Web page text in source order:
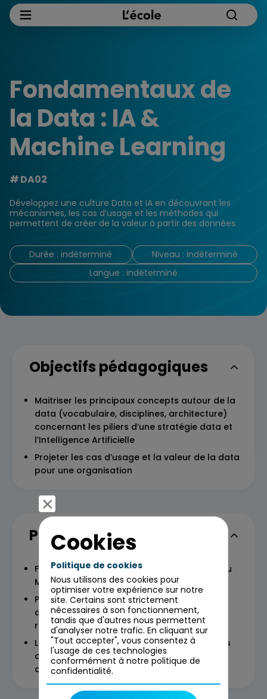
Fondamentaux de
la Data : IA &
Machine Learning
DA02
Développez une culture Data et IA en découvrant les
mécanismes, les cas d’usage et les méthodes qui
permettent de créer de la valeur à partir des données.
Durée : indéterminé
Niveau : indéterminé
Langue : indéterminé
Objectifs pédagogiques
Maitriser les principaux concepts autour de la
data (vocabulaire, disciplines, architecture)
concernant les piliers d’une stratégie data et
l’Intelligence Artificielle
Projeter les cas d’usage et la valeur de la data
pour une organisation
Programme
Fondamentaux de l’Intelligence Artificielle, du
Machine Learning et du Deep Learning
Principaux concepts et définition autour des
algorithmes : supervisé / non supervisé,
régression, classification, clustering
L'impact bénéfique de ces techniques sur les
outils de prédiction augmentant leur ROI sur
des cas d’usage donnés.
Cookies
Politique de cookies
Nous utilisons des cookies pour
optimiser votre expérience sur notre
site. Certains sont strictement
nécessaires à son fonctionnement,
tandis que d'autres nous permettent
d'analyser notre trafic. En cliquant sur
"Tout accepter", vous consentez à
l'usage de ces technologies
conformément à notre politique de
confidentialité.